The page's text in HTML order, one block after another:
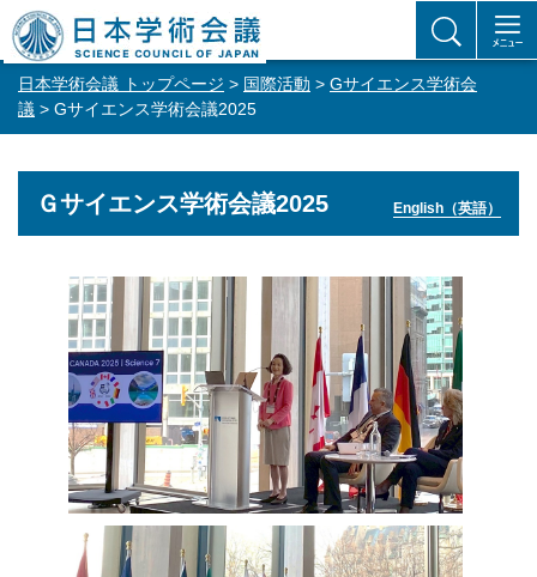
日本学術会議 トップページ > 国際活動 > Gサイエンス学術会
議 > Gサイエンス学術会議2025
Ｇサイエンス学術会議2025 English（英語）